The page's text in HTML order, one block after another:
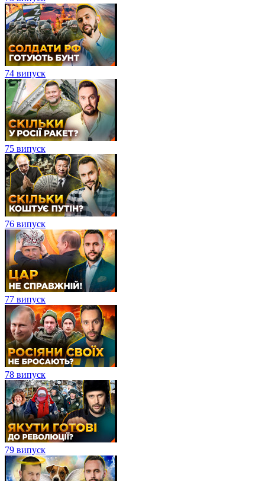
74 випуск
75 випуск
76 випуск
77 випуск
78 випуск
79 випуск